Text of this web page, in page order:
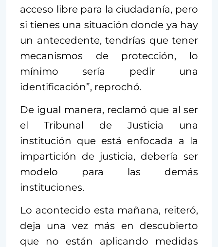
acceso libre para la ciudadanía, pero
si tienes una situación donde ya hay
un antecedente, tendrías que tener
mecanismos de protección, lo
mínimo sería pedir una
identificación”, reprochó.
De igual manera, reclamó que al ser
el Tribunal de Justicia una
institución que está enfocada a la
impartición de justicia, debería ser
modelo para las demás
instituciones.
Lo acontecido esta mañana, reiteró,
deja una vez más en descubierto
que no están aplicando medidas